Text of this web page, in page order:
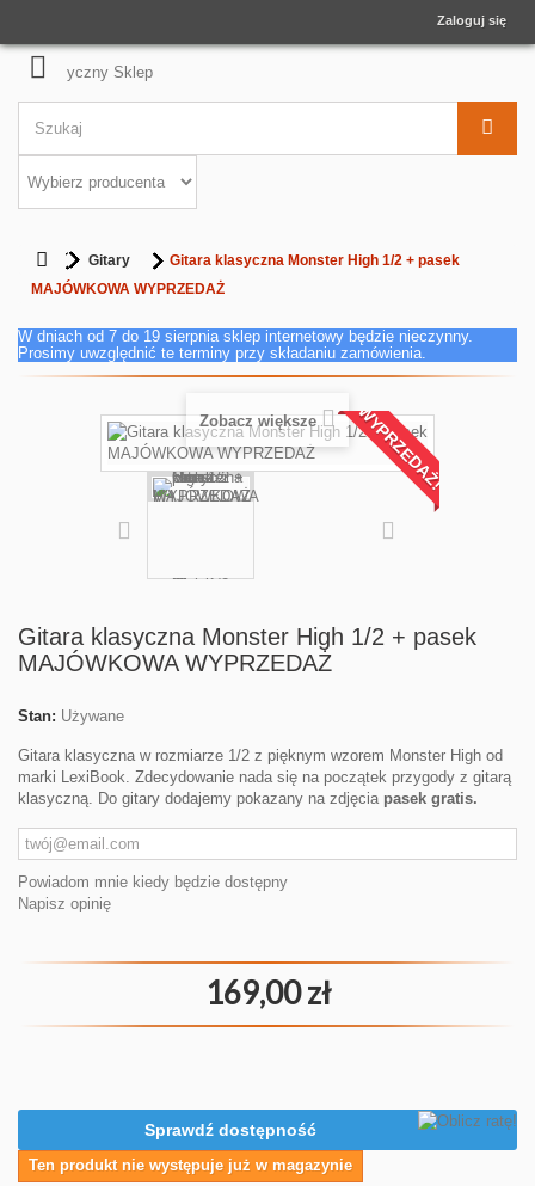
Zaloguj się
Gitary
Gitara klasyczna Monster High 1/2 + pasek
MAJÓWKOWA WYPRZEDAŻ
W dniach od 7 do 19 sierpnia sklep internetowy będzie nieczynny.
Prosimy uwzględnić te terminy przy składaniu zamówienia.
WYPRZEDAŻ!
Zobacz większe
Gitara klasyczna Monster High 1/2 + pasek
MAJÓWKOWA WYPRZEDAŻ
Stan: Używane
Gitara klasyczna w rozmiarze 1/2 z pięknym wzorem Monster High od
marki LexiBook. Zdecydowanie nada się na początek przygody z gitarą
klasyczną. Do gitary dodajemy pokazany na zdjęcia pasek gratis.
Powiadom mnie kiedy będzie dostępny
Napisz opinię
169,00 zł
Sprawdź dostępność
Ten produkt nie występuje już w magazynie